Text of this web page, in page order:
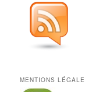
MENTIONS